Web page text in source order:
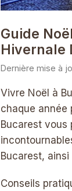
Guide
Hivernale
Vivre Noël à
chaque année
Bucarest vous
Bucarest,
Conseils